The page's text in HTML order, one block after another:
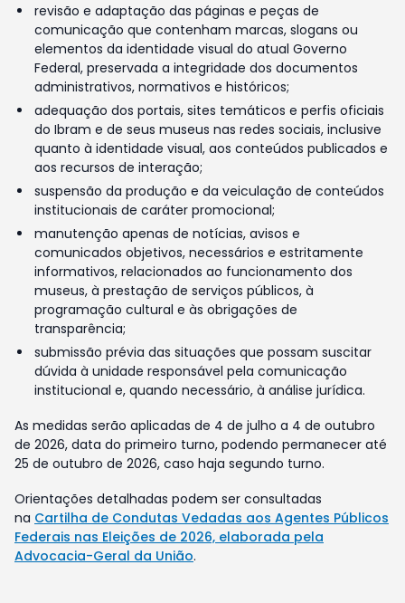
revisão e adaptação das páginas e peças de
comunicação que contenham marcas, slogans ou
elementos da identidade visual do atual Governo
Federal, preservada a integridade dos documentos
administrativos, normativos e históricos;
adequação dos portais, sites temáticos e perfis oficiais
do Ibram e de seus museus nas redes sociais, inclusive
quanto à identidade visual, aos conteúdos publicados e
aos recursos de interação;
suspensão da produção e da veiculação de conteúdos
institucionais de caráter promocional;
manutenção apenas de notícias, avisos e
comunicados objetivos, necessários e estritamente
informativos, relacionados ao funcionamento dos
museus, à prestação de serviços públicos, à
programação cultural e às obrigações de
transparência;
submissão prévia das situações que possam suscitar
dúvida à unidade responsável pela comunicação
institucional e, quando necessário, à análise jurídica.
As medidas serão aplicadas de 4 de julho a 4 de outubro
de 2026, data do primeiro turno, podendo permanecer até
25 de outubro de 2026, caso haja segundo turno.
Orientações detalhadas podem ser consultadas
na Cartilha de Condutas Vedadas aos Agentes Públicos
Federais nas Eleições de 2026, elaborada pela
Advocacia-Geral da União.